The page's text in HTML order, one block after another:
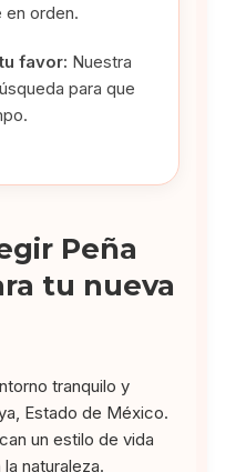
orden.
favor: Nuestra
para que
Peña
tu nueva
tranquilo y
Estado de México.
un estilo de vida
naturaleza.